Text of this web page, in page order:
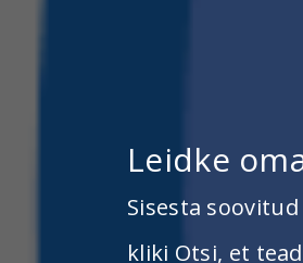
Leidke
Sisesta
kliki Otsi, et
SSD
SSL
Kindlustage
Oluşturucu
Veebis
Saage